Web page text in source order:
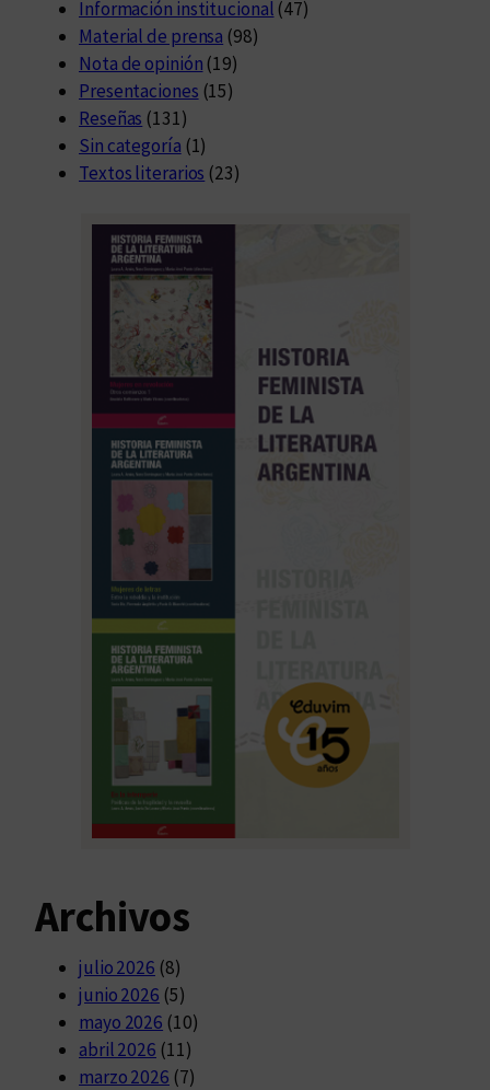
I
I
”
(
2
0
5
)
Información institucional (47)
Material de prensa (98)
Nota de opinión (19)
Presentaciones (15)
Reseñas (131)
Sin categoría (1)
Textos literarios (23)
Archivos
julio 2026 (8)
junio 2026 (5)
mayo 2026 (10)
abril 2026 (11)
marzo 2026 (7)